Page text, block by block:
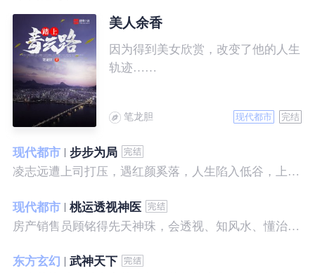
美人余香
因为得到美女欣赏，改变了他的人生
轨迹……
笔龙胆 现代都市 完结
现代都市
步步为局
凌志远遭上司打压，遇红颜奚落，人生陷入低谷，上帝在关上一扇门的同时，势必会留下一扇窗，面对稍纵即逝的机会，他果断出手了……
现代都市
桃运透视神医
房产销售员顾铭得先天神珠，会透视、知风水、懂治病、有神通，开始逆袭人生。
东方玄幻
武神天下